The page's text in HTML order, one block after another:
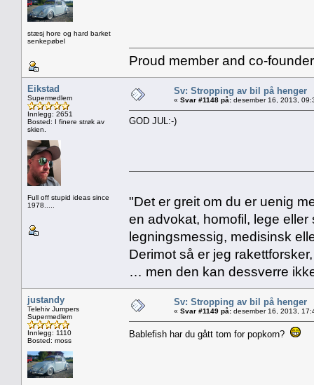
stæsj hore og hard barket
senkepøbel
Proud member and co-
Eikstad
Supermedlem
Innlegg: 2651
Bosted: I finere strøk av
skien.
Full off stupid ideas since
1978.....
Sv: Stropping av bil på henger
« Svar #1148 på: desember 16, 2013,
GOD JUL:-)
"Det er greit om du er uenig
en advokat, homofil, lege
legningsmessig, medisinsk
Derimot så er jeg
… men den kan dessverre
justandy
Telehiv Jumpers
Supermedlem
Innlegg: 1110
Bosted: moss
Sv: Stropping av bil på henger
« Svar #1149 på: desember 16, 2013,
Bablefish har du gått tom for popkorn?